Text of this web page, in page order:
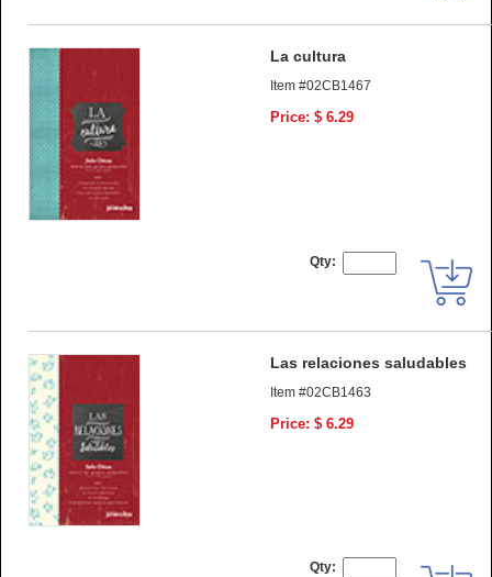
La cultura
Item #02CB1467
Price: $ 6.29
Qty:
Las relaciones saludables
Item #02CB1463
Price: $ 6.29
Qty: